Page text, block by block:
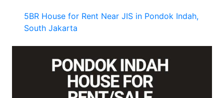
5BR House for Rent Near JIS in Pondok Indah,
South Jakarta